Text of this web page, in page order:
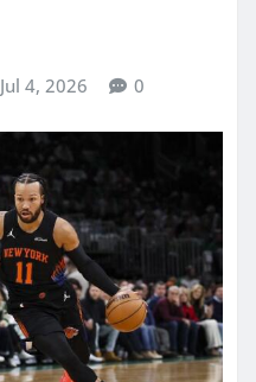
Jul 4, 2026 0